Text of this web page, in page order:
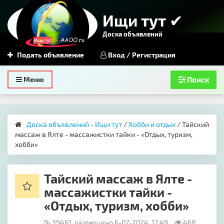
Ищи тут ✔
Доска объявлений
Подать объявление Вход / Регистрация
Toggle
navigation
Меню Поиск
Доска объявлений - Ищи тут /Хобби и отдых / Тайский
массаж в Ялте - массажистки тайки - «Отдых, туризм,
хобби»
Тайский массаж в Ялте -
массажистки тайки -
«Отдых, туризм, хобби»
№ 39461, размещено 6-07-2024, 17:49 468